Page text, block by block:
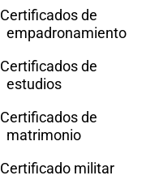
Certificados de
empadronamiento
Certificados de
estudios
Certificados de
matrimonio
Certificado militar